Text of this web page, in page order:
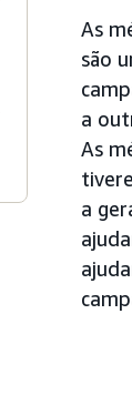
As
são
a
As
a